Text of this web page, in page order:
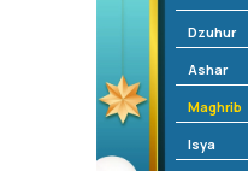
Dzuhur
Ashar
Maghrib
Isya